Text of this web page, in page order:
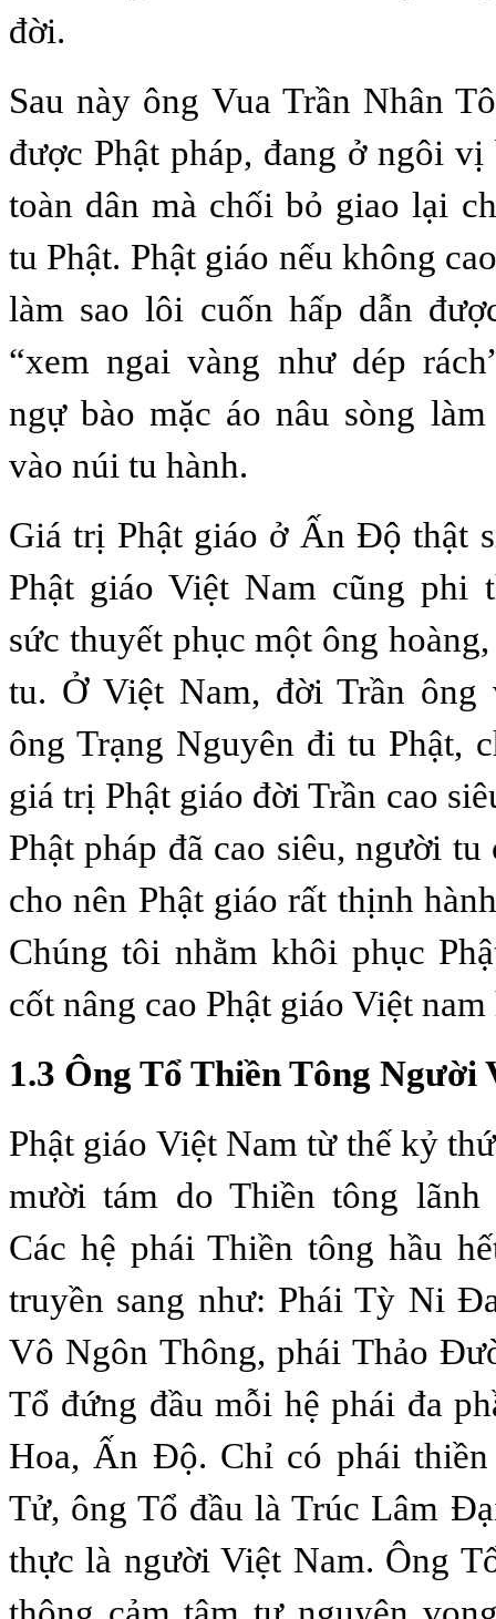
đời.
Sau này ông Vua Trần Nhân
được Phật pháp, đang ở ngôi
toàn dân mà chối bỏ giao lại
tu Phật. Phật giáo nếu không
làm sao lôi cuốn hấp dẫn
“xem ngai vàng như dép
ngự bào mặc áo nâu sòng
vào núi tu hành.
Giá trị Phật giáo ở Ấn Độ thật
Phật giáo Việt Nam cũng phi
sức thuyết phục một ông
tu. Ở Việt Nam, đời Trần ông
ông Trạng Nguyên đi tu Phật,
giá trị Phật giáo đời Trần cao
Phật pháp đã cao siêu, người
cho nên Phật giáo rất thịnh
Chúng tôi nhằm khôi phục
cốt nâng cao Phật giáo Việt
1.3 Ông Tổ Thiền Tông Người
Phật giáo Việt Nam từ thế kỷ
mười tám do Thiền tông lãnh
Các hệ phái Thiền tông hầu
truyền sang như: Phái Tỳ Ni
Vô Ngôn Thông, phái Thảo
Tổ đứng đầu mỗi hệ phái đa
Hoa, Ấn Độ. Chỉ có phái
Tử, ông Tổ đầu là Trúc Lâm
thực là người Việt Nam. Ông